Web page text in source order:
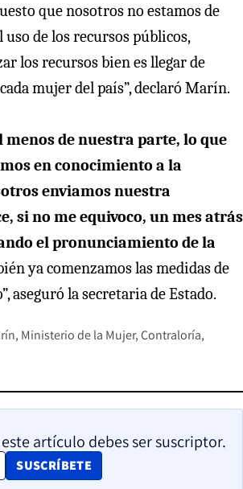
que nosotros no estamos de
uso de los recursos públicos,
los recursos bien es llegar de
mujer del país”, declaró Marín.
menos de nuestra parte, lo que
en conocimiento a la
enviamos nuestra
si no me equivoco, un mes atrás
el pronunciamiento de la
ya comenzamos las medidas de
aseguró la secretaria de Estado.
Ministerio de la Mujer Contraloría
artículo debes ser suscriptor.
SUSCRÍBETE
OPENS IN NEW WINDOW